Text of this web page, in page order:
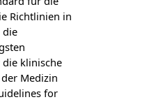
Richtlinien in
die
klinische
Medizin
for